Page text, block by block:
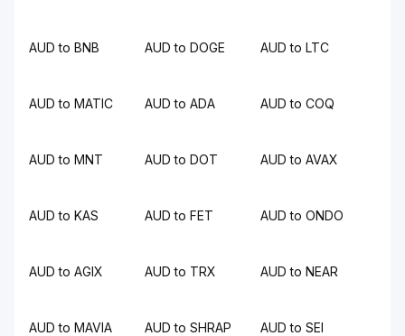
AUD to BNB AUD to DOGE AUD to LTC
AUD to MATIC AUD to ADA AUD to COQ
AUD to MNT AUD to DOT AUD to AVAX
AUD to KAS AUD to FET AUD to ONDO
AUD to AGIX AUD to TRX AUD to NEAR
AUD to MAVIA AUD to SHRAP AUD to SEI